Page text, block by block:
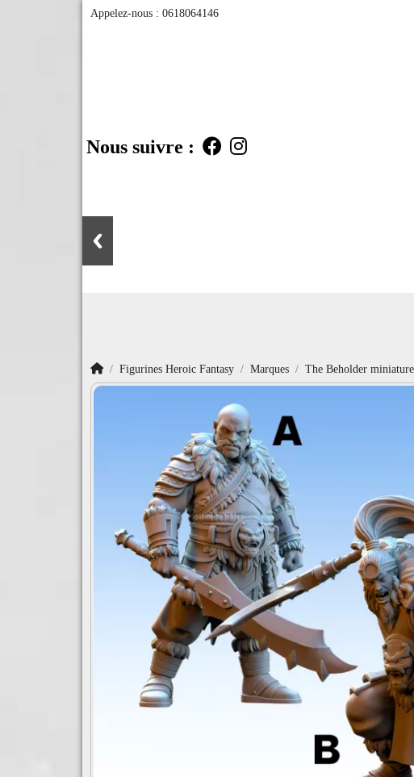
Appelez-nous : 0618064146
Nous suivre :
AccueilFigurines Heroic Fantasy Marques The Beholder